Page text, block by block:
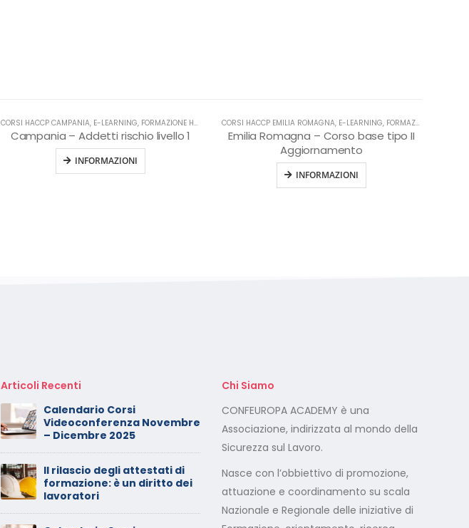
CORSI HACCP CAMPANIA, E-LEARNING, FORMAZIONE HACCP IN LINGUA ITALIANA ,HACCP
Campania – Addetti rischio livello 1
INFORMAZIONI
CORSI HACCP EMILIA ROMAGNA, E-LEARNING, FORMAZIONE HACCP IN LINGUA ITALIANA
Emilia Romagna – Corso base tipo II
Aggiornamento
INFORMAZIONI
Articoli Recenti
Calendario Corsi
Videoconferenza Novembre
– Dicembre 2025
Il rilascio degli attestati di
formazione: è un diritto dei
lavoratori
Foto dei minori sui social:
serve il consenso di
entrambi i genitori
Calendario Corsi
Videoconferenza Maggio –
Giugno 2026
Chi Siamo
CONFEUROPA ACADEMY è una
Associazione, indirizzata al mondo della
Sicurezza sul Lavoro.
Nasce con l’obbiettivo di promozione,
attuazione e coordinamento su scala
Nazionale e Regionale delle iniziative di